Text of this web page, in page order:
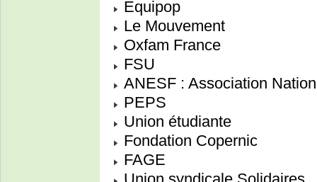
Equipop
Le Mouvement
Oxfam France
FSU
ANESF : Association
PEPS
Union étudiante
Fondation Copernic
FAGE